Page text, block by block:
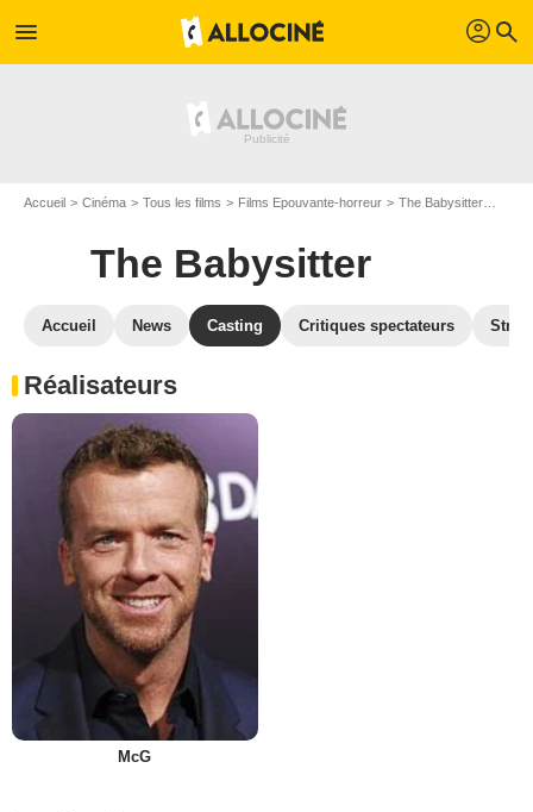
menu profil search
Accueil Cinéma Tous les films Films Epouvante-horreur The Babysitter
The Babysitter
Accueil News Casting Critiques spectateurs
Réalisateurs
McG